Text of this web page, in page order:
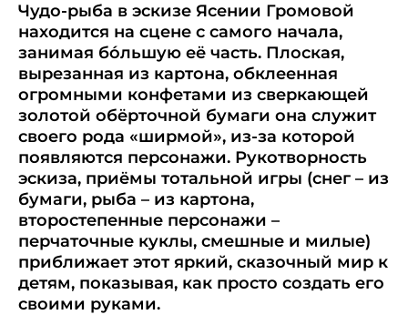
Чудо-рыба в эскизе Ясении Громовой
находится на сцене с самого начала,
занимая бо́льшую её часть. Плоская,
вырезанная из картона, обклеенная
огромными конфетами из сверкающей
золотой обёрточной бумаги она служит
своего рода «ширмой», из-за которой
появляются персонажи. Рукотворность
эскиза, приёмы тотальной игры (снег – из
бумаги, рыба – из картона,
второстепенные персонажи –
перчаточные куклы, смешные и милые)
приближает этот яркий, сказочный мир к
детям, показывая, как просто создать его
своими руками.